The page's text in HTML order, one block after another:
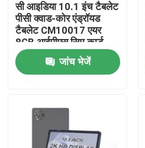
होम
वीडियो
सी आइडिया 10.1 इंच टैबलेट
पीसी क्वाड-कोर एंड्रॉयड
टैबलेट CM10017 एयर
8GB आईपीएस सिम कार्ड
स्लॉट के साथ
जांच भेजें